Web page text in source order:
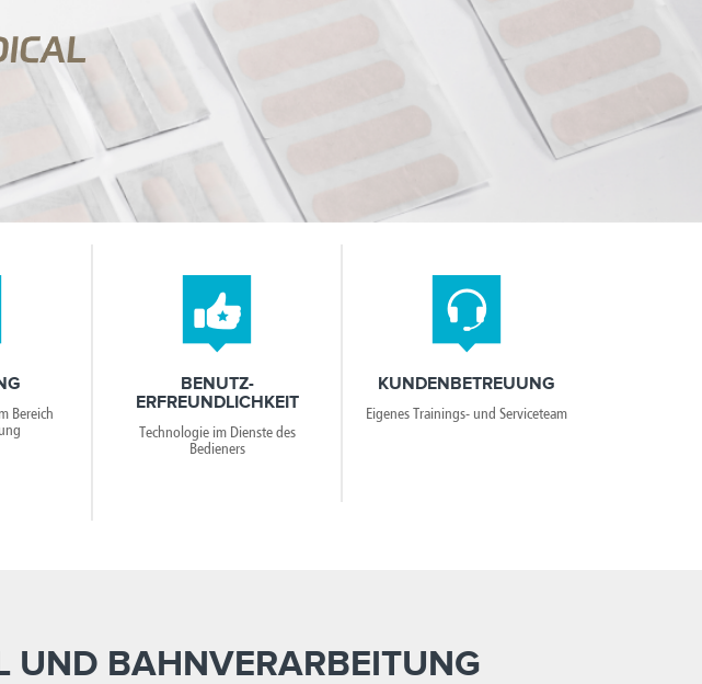
Bereich
BENUTZ-
ERFREUNDLICHKEIT
Technologie im Dienste des
Bedieners
KUNDENBETREUUNG
Eigenes Trainings- und Serviceteam
UND BAHNVERARBEITUNG